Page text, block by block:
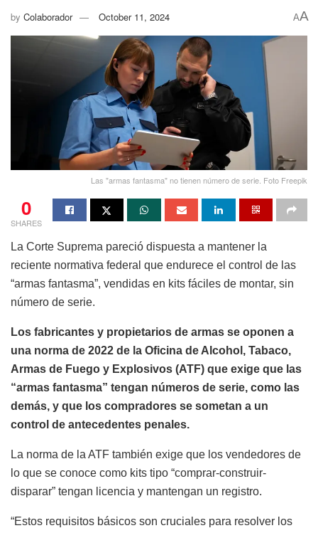
by Colaborador October 11, 2024 AA
Las "armas fantasma" no tienen número de serie. Foto Freepik
0
SHARES
La Corte Suprema pareció dispuesta a mantener la
reciente normativa federal que endurece el control de las
“armas fantasma”, vendidas en kits fáciles de montar, sin
número de serie.
Los fabricantes y propietarios de armas se oponen a
una norma de 2022 de la Oficina de Alcohol, Tabaco,
Armas de Fuego y Explosivos (ATF) que exige que las
“armas fantasma” tengan números de serie, como las
demás, y que los compradores se sometan a un
control de antecedentes penales.
La norma de la ATF también exige que los vendedores de
lo que se conoce como kits tipo “comprar-construir-
disparar” tengan licencia y mantengan un registro.
“Estos requisitos básicos son cruciales para resolver los